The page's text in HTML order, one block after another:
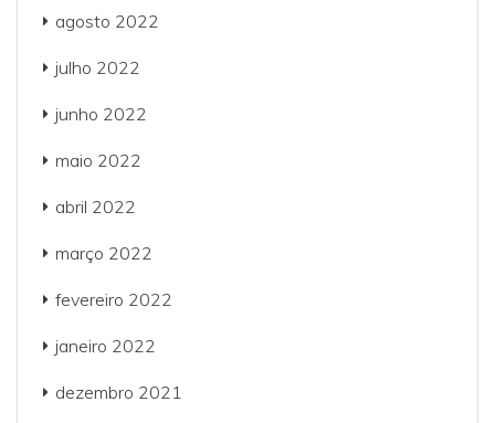
agosto 2022
julho 2022
junho 2022
maio 2022
abril 2022
março 2022
fevereiro 2022
janeiro 2022
dezembro 2021